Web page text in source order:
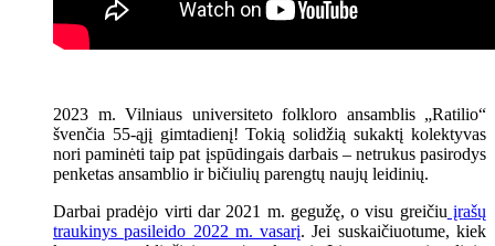
2023 m. Vilniaus universiteto folkloro ansamblis „Ratilio“
švenčia 55-ąjį gimtadienį! Tokią solidžią sukaktį kolektyvas
nori paminėti taip pat įspūdingais darbais – netrukus pasirodys
penketas ansamblio ir bičiulių parengtų naujų leidinių.
Darbai pradėjo virti dar 2021 m. gegužę, o visu greičiuįrašų
traukinys pasileido 2022 m. vasarį. Jei suskaičiuotume, kiek